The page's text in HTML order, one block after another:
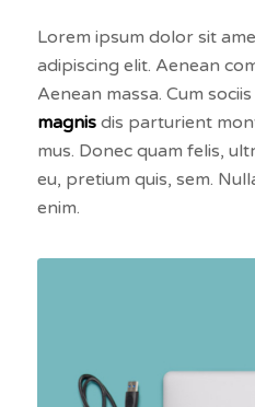
Lorem ipsum dolor sit
adipiscing elit. Aenean
Aenean massa. Cum
magnisdis parturient
mus. Donec quam felis,
eu, pretium quis, sem.
enim.